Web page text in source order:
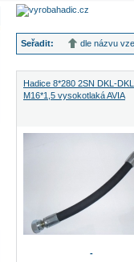
Seřadit: dle názvu
Hadice 8*280 2SN DKL-DKL
M16*1,5 vysokotlaká AVIA
-